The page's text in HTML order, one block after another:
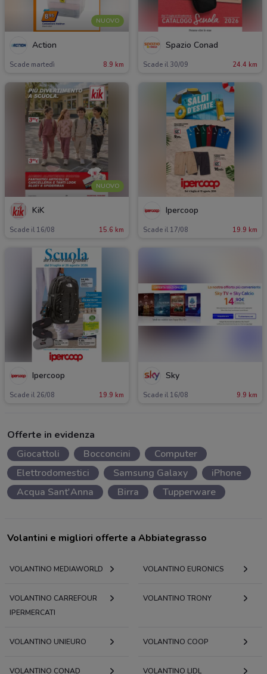
NUOVO
Action
Scade martedì 8.9 km
Spazio Conad
Scade il 30/09 24.4 km
NUOVO
KiK
Scade il 16/08 15.6 km
Ipercoop
Scade il 17/08 19.9 km
Ipercoop
Scade il 26/08 19.9 km
Sky
Scade il 16/08 9.9 km
Offerte in evidenza
Giocattoli
Bocconcini
Computer
Elettrodomestici
Samsung Galaxy
iPhone
Acqua Sant'Anna
Birra Tupperware
Volantini e migliori offerte a Abbiategrasso
VOLANTINO MEDIAWORLD VOLANTINO EURONICS
VOLANTINO CARREFOUR
IPERMERCATI
VOLANTINO TRONY
VOLANTINO UNIEURO VOLANTINO COOP
VOLANTINO CONAD VOLANTINO LIDL